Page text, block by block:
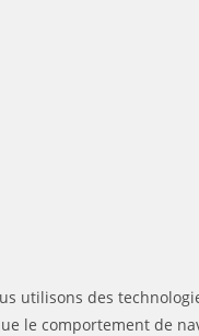
utilisons des
le comportement de